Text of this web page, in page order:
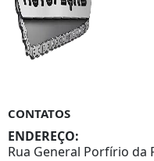
CONTATOS
ENDEREÇO:
Rua General Porfírio da